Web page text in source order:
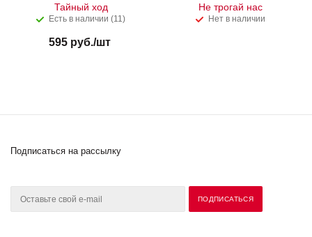
Тайный ход
Есть в наличии (11)
595руб./шт
Не трогай нас
Нет в наличии
Подписаться на рассылку